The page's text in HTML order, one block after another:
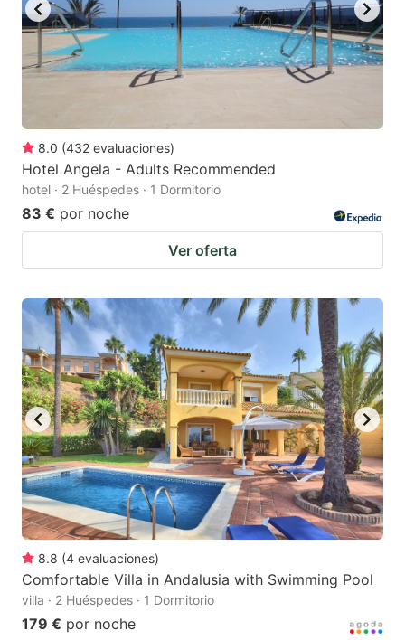
8.0 (432 evaluaciones)
Hotel Angela - Adults Recommended
hotel · 2 Huéspedes · 1 Dormitorio
83 € por noche
Ver oferta
8.8 (4 evaluaciones)
Comfortable Villa in Andalusia with Swimming Pool
villa · 2 Huéspedes · 1 Dormitorio
179 € por noche